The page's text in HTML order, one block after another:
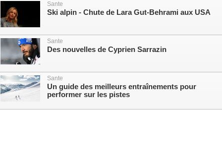
Sante
Ski alpin - Chute de Lara Gut-Behrami aux USA
Sante
Des nouvelles de Cyprien Sarrazin
Sante
Un guide des meilleurs entraînements pour
performer sur les pistes